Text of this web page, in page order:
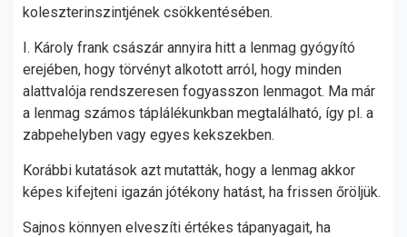
koleszterinszintjének csökkentésében.
I. Károly frank császár annyira hitt a lenmag gyógyító
erejében, hogy törvényt alkotott arról, hogy minden
alattvalója rendszeresen fogyasszon lenmagot. Ma már
a lenmag számos táplálékunkban megtalálható, így pl. a
zabpehelyben vagy egyes kekszekben.
Korábbi kutatások azt mutatták, hogy a lenmag akkor
képes kifejteni igazán jótékony hatást, ha frissen őröljük.
Sajnos könnyen elveszíti értékes tápanyagait, ha